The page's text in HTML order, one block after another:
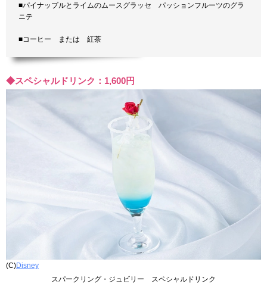
■パイナップルとライムのムースグラッセ パッションフルーツのグラ
ニテ
■コーヒー または 紅茶
◆スペシャルドリンク：1,600円
(C)Disney
スパークリング・ジュビリー スペシャルドリンク